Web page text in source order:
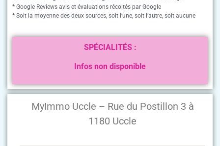
MyImmo Uccle – Rue du Postillon 3 à
1180 Uccle
* Google Reviews avis et évaluations récoltés par Google
* Soit la moyenne des deux sources, soit l’une, soit l’autre, soit aucune
SPÉCIALITÉS :
Infos non disponible